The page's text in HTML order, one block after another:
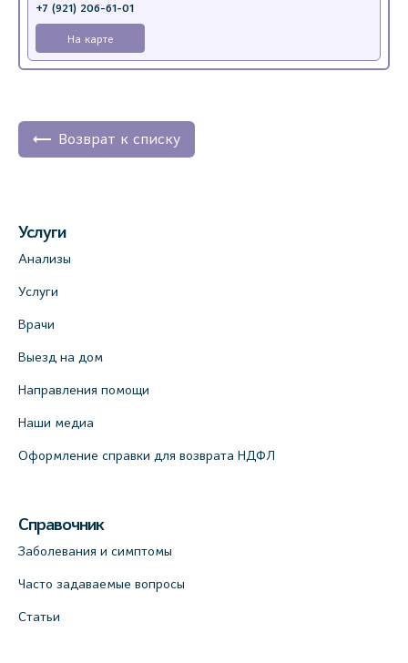
+7 (921) 206-61-01
На карте
Возврат к списку
Услуги
Анализы
Услуги
Врачи
Выезд на дом
Направления помощи
Наши медиа
Оформление справки для возврата НДФЛ
Справочник
Заболевания и симптомы
Часто задаваемые вопросы
Статьи